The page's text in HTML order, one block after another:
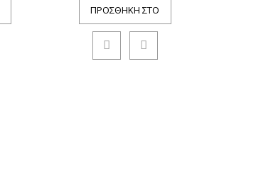
ΠΡΟΣΘΉΚΗ ΣΤΟ